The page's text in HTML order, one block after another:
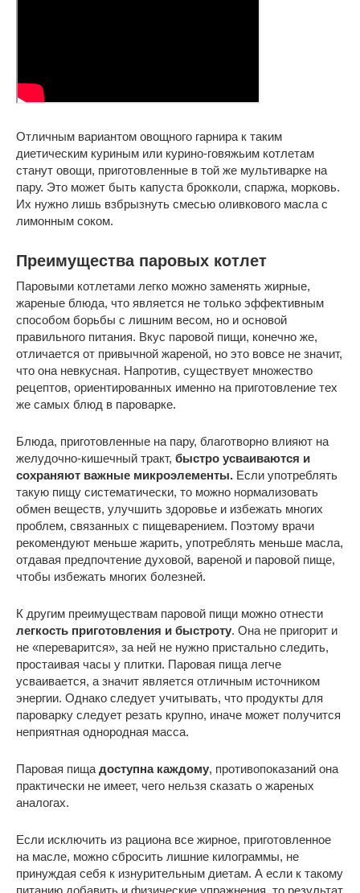
Отличным вариантом овощного гарнира к таким
диетическим куриным или курино-говяжьим котлетам
станут овощи, приготовленные в той же мультиварке на
пару. Это может быть капуста брокколи, спаржа, морковь.
Их нужно лишь взбрызнуть смесью оливкового масла с
лимонным соком.
Преимущества паровых котлет
Паровыми котлетами легко можно заменять жирные,
жареные блюда, что является не только эффективным
способом борьбы с лишним весом, но и основой
правильного питания. Вкус паровой пищи, конечно же,
отличается от привычной жареной, но это вовсе не значит,
что она невкусная. Напротив, существует множество
рецептов, ориентированных именно на приготовление тех
же самых блюд в пароварке.
Блюда, приготовленные на пару, благотворно влияют на
желудочно-кишечный тракт, быстро усваиваются и
сохраняют важные микроэлементы. Если употреблять
такую пищу систематически, то можно нормализовать
обмен веществ, улучшить здоровье и избежать многих
проблем, связанных с пищеварением. Поэтому врачи
рекомендуют меньше жарить, употреблять меньше масла,
отдавая предпочтение духовой, вареной и паровой пище,
чтобы избежать многих болезней.
К другим преимуществам паровой пищи можно отнести
легкость приготовления и быстроту. Она не пригорит и
не «переварится», за ней не нужно пристально следить,
простаивая часы у плитки. Паровая пища легче
усваивается, а значит является отличным источником
энергии. Однако следует учитывать, что продукты для
пароварку следует резать крупно, иначе может получится
неприятная однородная масса.
Паровая пища доступна каждому, противопоказаний она
практически не имеет, чего нельзя сказать о жареных
аналогах.
Если исключить из рациона все жирное, приготовленное
на масле, можно сбросить лишние килограммы, не
принуждая себя к изнурительным диетам. А если к такому
питанию добавить и физические упражнения, то результат